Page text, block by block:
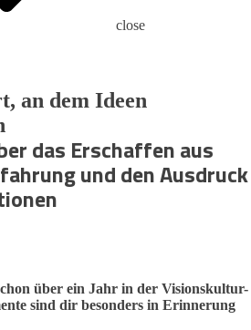
close
an dem Ideen
das Erschaffen aus
und den Ausdruck
über ein Jahr in der Visionskultur-
sind dir besonders in Erinnerung